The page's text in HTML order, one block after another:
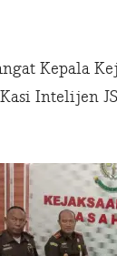
Kepala
Intelijen